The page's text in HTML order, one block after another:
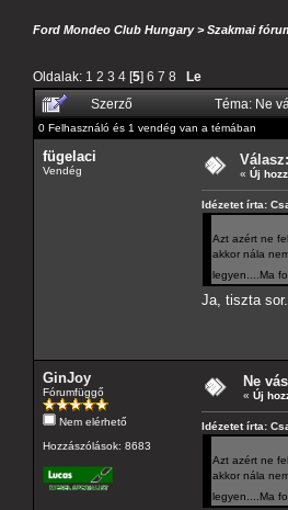
Ford Mondeo Club Hungary>Szakmai
Oldalak: 1 2 3 4 [5] 6 7 8
Le
Szerző
Téma: Ne
0 Felhasználó és 1 vendég van a témában
fügelaci
Vendég « Új
Idézetet írta:
Azt azért ne
akkor nála
legyen....Ma
Ja, tiszta
GinJoy
Fórumfüggő
Nem elérhető
Hozzászólások: 8683
Ne
« Új
Idézetet írta:
Azt azért ne
akkor nála
legyen....Ma